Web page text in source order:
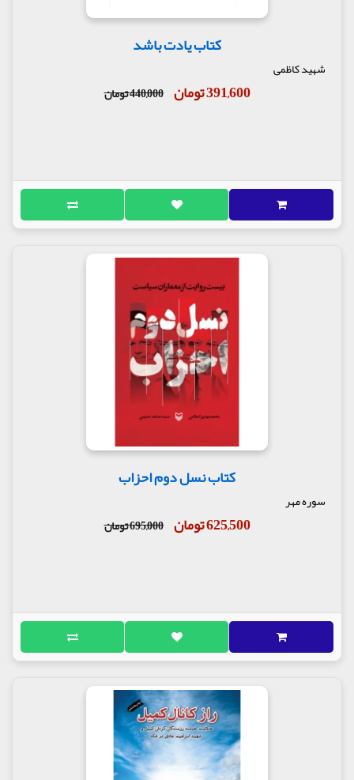
کتاب یادت باشد
شهید کاظمی
391,600 تومان 440,000 تومان
کتاب نسل دوم احزاب
سوره مهر
625,500 تومان 695,000 تومان